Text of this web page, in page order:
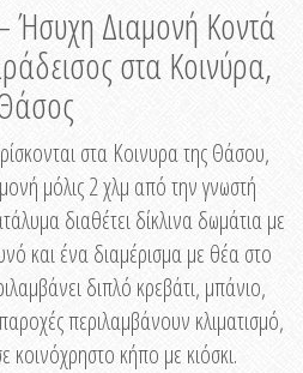
Ήσυχη Διαμονή Κοντά
στα Κοινύρα,
στα Κοινυρα της Θάσου,
μόλις 2 χλμ από την γνωστή
διαθέτει δίκλινα δωμάτια με
και ένα διαμέρισμα με θέα στο
διπλό κρεβάτι, μπάνιο,
περιλαμβάνουν κλιματισμό,
κήπο με κιόσκι.